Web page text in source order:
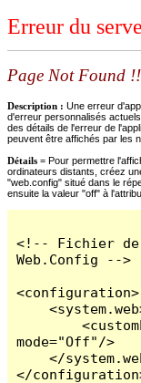
Erreur du
Page Not Found !!
Description : Une erreur
d'erreur personnalisés
des détails de l'erreur de
peuvent être affichés par les
Détails = Pour permettre
ordinateurs distants, créez
"web.config" situé dans le
ensuite la valeur "off" à
<!-- Fichier
Web.Config -->
<configuration>
    <system.web>
        <customErrors
mode="Off"/>
    </system.web>
</